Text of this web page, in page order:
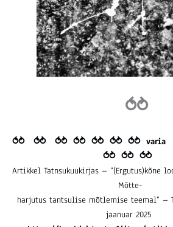
⥀⥁
⥀⥁⥀⥁⥀⥁⥀⥁⥀⥁⥀⥁⥀⥁varia
⥀⥁ ⥀⥁ ⥀⥁
Artikkel Tatnsukuukirjas – “(Ergutus)kõne
Mõtte-
harjutus tantsulise mõtlemise teemal” –
jaanuar 2025